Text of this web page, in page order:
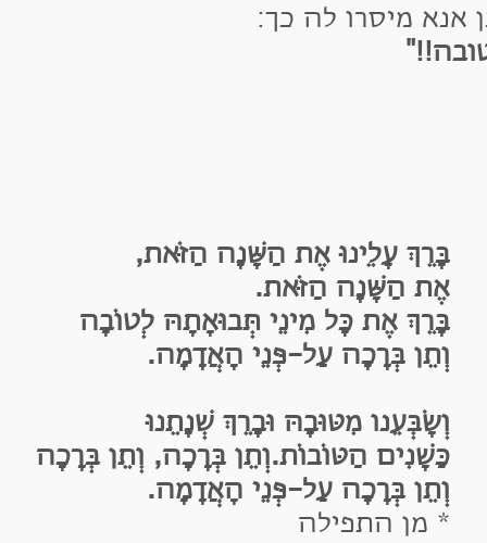
מיסרו לה כך:
עָלֵינוּ אֶת הַשָּׁנָה הַזֹּאת,
הַשָּׁנָה הַזֹּאת.
אֶת כָּל מִינֵי תְּבוּאָתָהּ לְטוֹבָה
בְּרָכָה עַל-פְּנֵי הָאֲדָמָה.
מִטּוּבָהּ וּבָרֵךְ שְׁנָתֵנוּ
הַטּוֹבוֹת.וְתֵן בְּרָכָה, וְתֵן בְּרָכָה
בְּרָכָה עַל-פְּנֵי הָאֲדָמָה.
מן התפילה